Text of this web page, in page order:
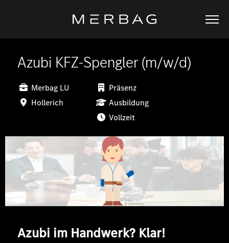
Azubi KFZ-Spengler (m/w/d)
Merbag LU
Hollerich
Präsenz
Ausbildung
Vollzeit
Azubi im Handwerk? Klar!